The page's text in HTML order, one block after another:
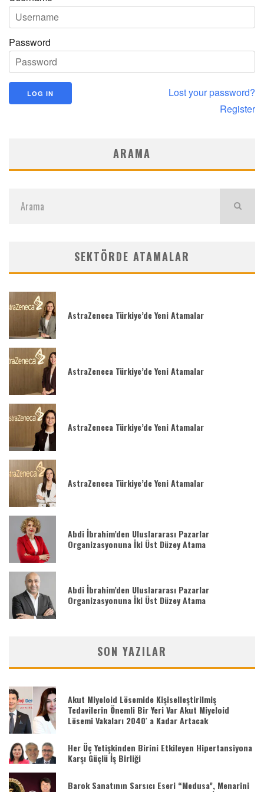
Password
Lost your password?
Register
ARAMA
SEKTÖRDE ATAMALAR
AstraZeneca Türkiye’de Yeni Atamalar
AstraZeneca Türkiye’de Yeni Atamalar
AstraZeneca Türkiye’de Yeni Atamalar
AstraZeneca Türkiye’de Yeni Atamalar
Abdi İbrahim’den Uluslararası Pazarlar
Organizasyonuna İki Üst Düzey Atama
Abdi İbrahim’den Uluslararası Pazarlar
Organizasyonuna İki Üst Düzey Atama
SON YAZILAR
Akut Miyeloid Lösemide Kişiselleştirilmiş
Tedavilerin Önemli Bir Yeri Var Akut Miyeloid
Lösemi Vakaları 2040′ a Kadar Artacak
Her Üç Yetişkinden Birini Etkileyen Hipertansiyona
Karşı Güçlü İş Birliği
Barok Sanatının Sarsıcı Eseri “Medusa”, Menarini